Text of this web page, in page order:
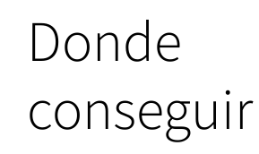
Donde
conseguir